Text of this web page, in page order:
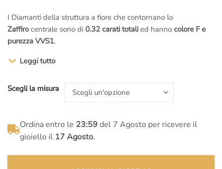
€4.000,00.
€2.770,00.
I Diamanti della struttura a fiore che contornano lo
Zaffirocentrale sono di 0.32 carati totali ed hanno colore F e
purezza VVS1.
Sommando lo
0.92 carati.
Prima dell’ordine puoi richiedere le foto degli
addice alla tua idea dicolore e qualità. Su richiesta puoi avere
Leggi tutto
Scegli la misura
Ordina entro le 23:59del 7 Agosto per ricevere il
gioiello il 17 Agosto.